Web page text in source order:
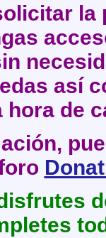
así
hora de